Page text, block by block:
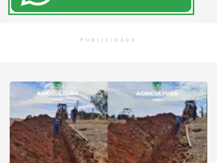
PUBLICIDADE